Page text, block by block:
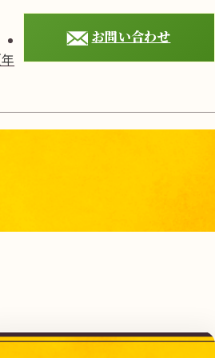
お問い合わせ